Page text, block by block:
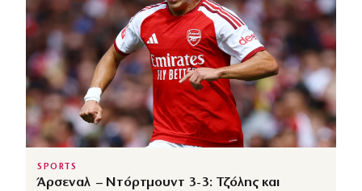
SPORTS
Άρσεναλ – Ντόρτμουντ 3-3: Τζόλης και